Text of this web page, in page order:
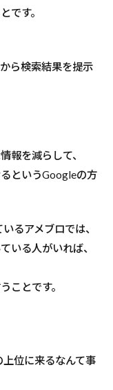
です。
ら検索結果を提示
報を減らして、
というGoogleの方
るアメブロでは、
いる人がいれば、
ことです。
位に来るなんて事